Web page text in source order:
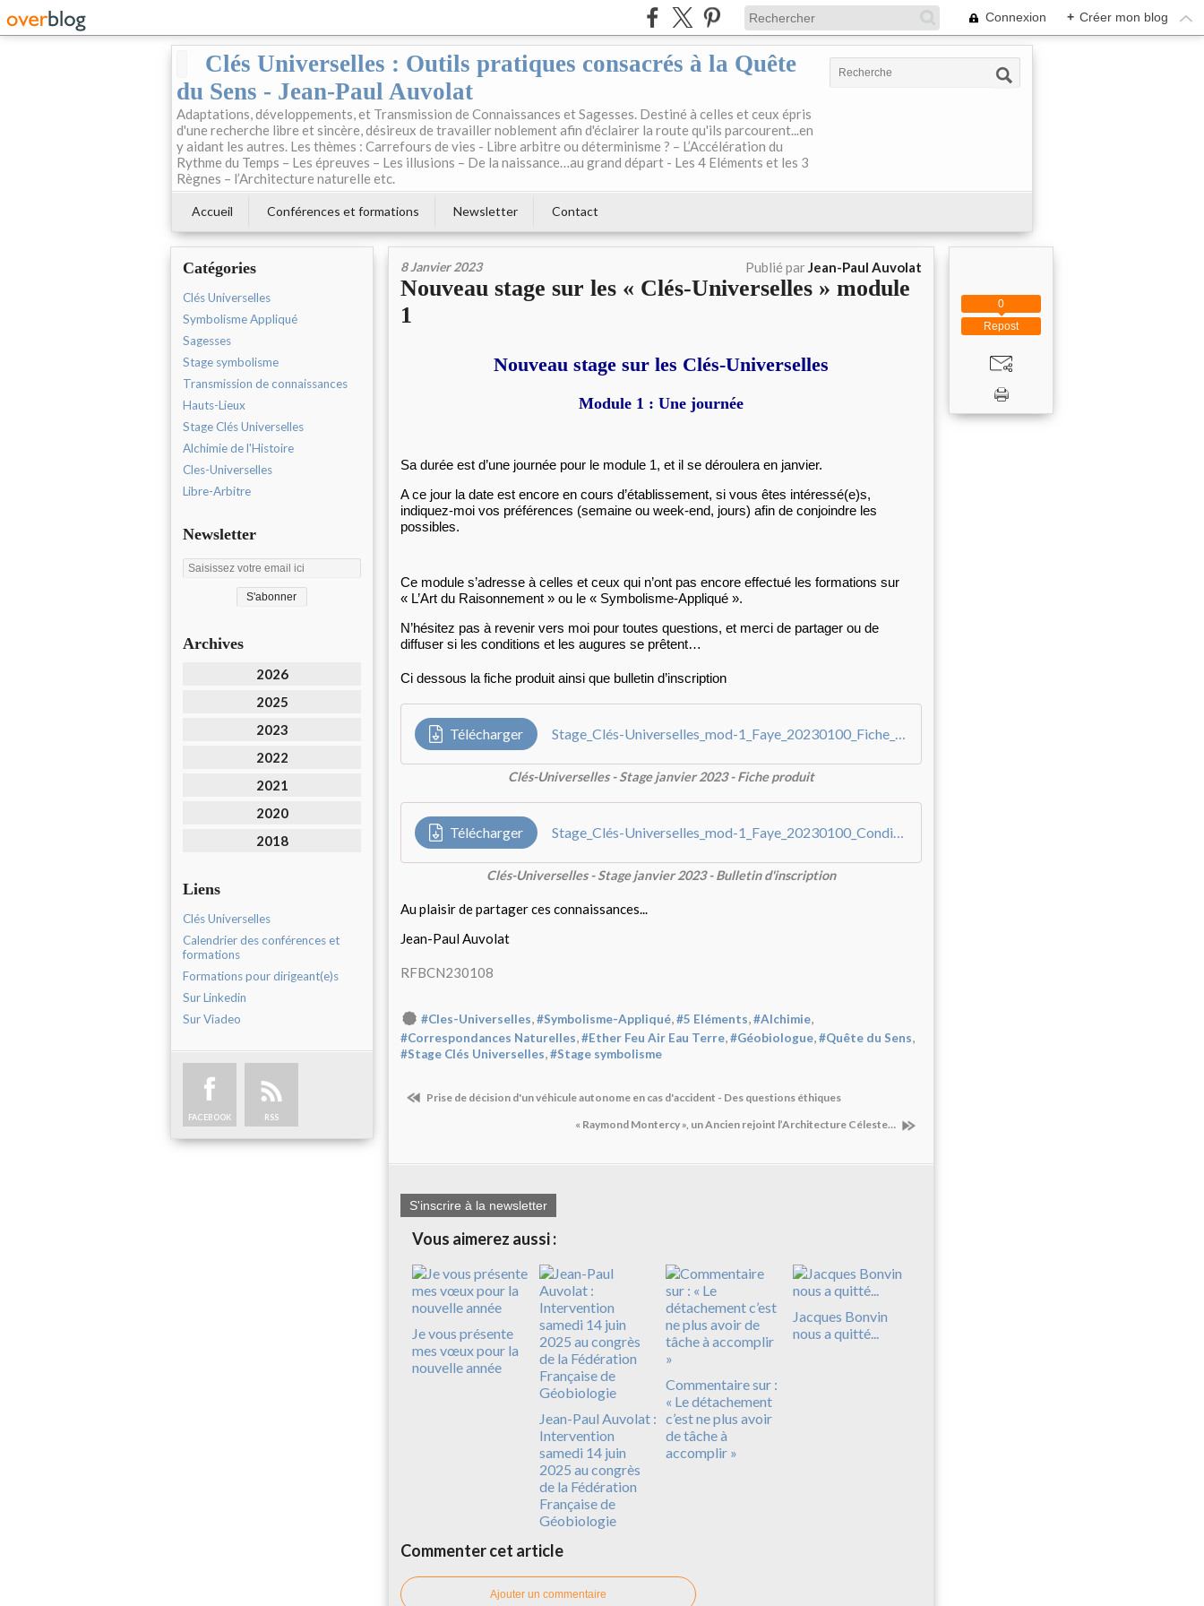
Connexion + Créer mon blog
Clés Universelles : Outils pratiques consacrés à la Quête
du Sens - Jean-Paul Auvolat
Adaptations, développements, et Transmission de Connaissances et Sagesses. Destiné à celles et ceux épris
d'une recherche libre et sincère, désireux de travailler noblement afin d'éclairer la route qu'ils parcourent...en
y aidant les autres. Les thèmes : Carrefours de vies - Libre arbitre ou déterminisme ? – L’Accélération du
Rythme du Temps – Les épreuves – Les illusions – De la naissance…au grand départ - Les 4 Eléments et les 3
Règnes – l’Architecture naturelle etc.
Accueil Conférences et formations Newsletter Contact
Catégories
Clés Universelles
Symbolisme Appliqué
Sagesses
Stage symbolisme
Transmission de connaissances
Hauts-Lieux
Stage Clés Universelles
Alchimie de l'Histoire
Cles-Universelles
Libre-Arbitre
Newsletter
Archives
2026
2025
2023
2022
2021
2020
2018
Liens
Clés Universelles
Calendrier des conférences et
formations
Formations pour dirigeant(e)s
Sur Linkedin
Sur Viadeo
FACEBOOK RSS
8 Janvier 2023 Publié parJean-Paul Auvolat
Nouveau stage sur les « Clés-Universelles » module
1
Nouveau stage sur les Clés-Universelles
Module 1 : Une journée
Sa durée est d’une journée pour le module 1, et il se déroulera en janvier.
A ce jour la date est encore en cours d’établissement, si vous êtes intéressé(e)s,
indiquez-moi vos préférences (semaine ou week-end, jours) afin de conjoindre les
possibles.
Ce module s’adresse à celles et ceux qui n’ont pas encore effectué les formations sur
« L’Art du Raisonnement » ou le « Symbolisme-Appliqué ».
N’hésitez pas à revenir vers moi pour toutes questions, et merci de partager ou de
diffuser si les conditions et les augures se prêtent…
Ci dessous la fiche produit ainsi que bulletin d’inscription
Télécharger Stage_Clés-Universelles_mod-1_Faye_20230100_Fiche_produit
Clés-Universelles - Stage janvier 2023 - Fiche produit
Télécharger Stage_Clés-Universelles_mod-1_Faye_20230100_Conditions_&_Buletin_d'inscription
Clés-Universelles - Stage janvier 2023 - Bulletin d'inscription
Au plaisir de partager ces connaissances...
Jean-Paul Auvolat
RFBCN230108
#Cles-Universelles,#Symbolisme-Appliqué,#5 Eléments,#Alchimie,
#Correspondances Naturelles,#Ether Feu Air Eau Terre,#Géobiologue,#Quête du Sens,
#Stage Clés Universelles,#Stage symbolisme
Prise de décision d'un véhicule autonome en cas d'accident - Des questions éthiques
« Raymond Montercy », un Ancien rejoint l’Architecture Céleste…
S'inscrire à la newsletter
Vous aimerez aussi :
Je vous présente
mes vœux pour la
nouvelle année
Jean-Paul Auvolat :
Intervention
samedi 14 juin
2025 au congrès
de la Fédération
Française de
Géobiologie
Commentaire sur :
« Le détachement
c’est ne plus avoir
de tâche à
accomplir »
Jacques Bonvin
nous a quitté...
Commenter cet article
Ajouter un commentaire
Repost
0